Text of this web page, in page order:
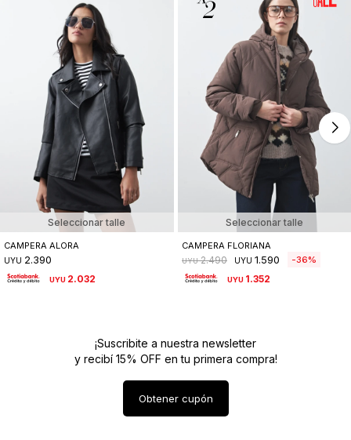
Seleccionar talle
CAMPERA ALORA
UYU 2.390
UYU 2.032
Seleccionar talle
CAMPERA FLORIANA
UYU 2.490 UYU 1.590 36
UYU 1.352
¡Suscribite a nuestra newsletter
y recibí 15% OFF en tu primera compra!
Obtener cupón